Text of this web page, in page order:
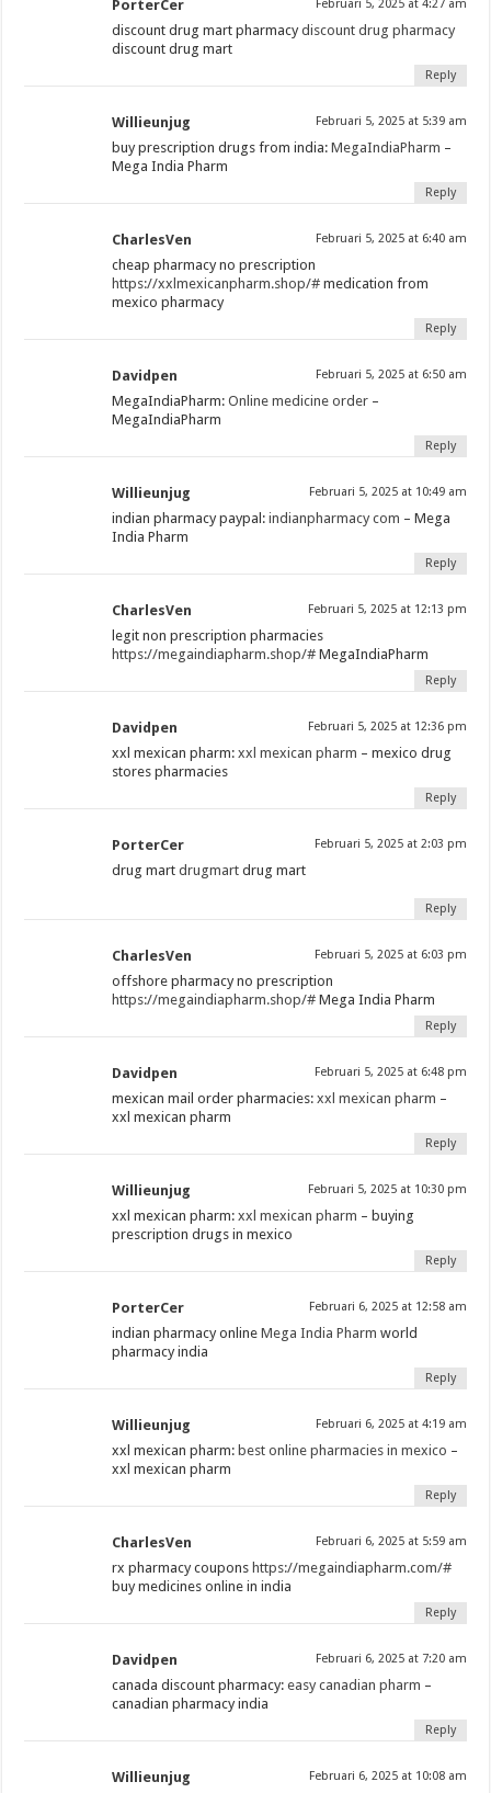
PorterCer Februari 5, 2025 at 4:27 am
discount drug mart pharmacydiscount drug pharmacy
discount drug mart
Reply
Willieunjug Februari 5, 2025 at 5:39 am
buy prescription drugs from india:MegaIndiaPharm –
Mega India Pharm
Reply
CharlesVen Februari 5, 2025 at 6:40 am
cheap pharmacy no prescription
https://xxlmexicanpharm.shop/# medication from
mexico pharmacy
Reply
Davidpen Februari 5, 2025 at 6:50 am
MegaIndiaPharm:Online medicine order –
MegaIndiaPharm
Reply
Willieunjug Februari 5, 2025 at 10:49 am
indian pharmacy paypal:indianpharmacy com – Mega
India Pharm
Reply
CharlesVen Februari 5, 2025 at 12:13 pm
legit non prescription pharmacies
https://megaindiapharm.shop/# MegaIndiaPharm
Reply
Davidpen Februari 5, 2025 at 12:36 pm
xxl mexican pharm:xxl mexican pharm – mexico drug
stores pharmacies
Reply
PorterCer Februari 5, 2025 at 2:03 pm
drug martdrugmart drug mart
Reply
CharlesVen Februari 5, 2025 at 6:03 pm
offshore pharmacy no prescription
https://megaindiapharm.shop/# Mega India Pharm
Reply
Davidpen Februari 5, 2025 at 6:48 pm
mexican mail order pharmacies:xxl mexican pharm –
xxl mexican pharm
Reply
Willieunjug Februari 5, 2025 at 10:30 pm
xxl mexican pharm:xxl mexican pharm – buying
prescription drugs in mexico
Reply
PorterCer Februari 6, 2025 at 12:58 am
indian pharmacy onlineMega India Pharm world
pharmacy india
Reply
Willieunjug Februari 6, 2025 at 4:19 am
xxl mexican pharm: best online pharmacies in mexico –
xxl mexican pharm
Reply
CharlesVen Februari 6, 2025 at 5:59 am
rx pharmacy coupons https://megaindiapharm.com/#
buy medicines online in india
Reply
Davidpen Februari 6, 2025 at 7:20 am
canada discount pharmacy:easy canadian pharm –
canadian pharmacy india
Reply
Willieunjug Februari 6, 2025 at 10:08 am